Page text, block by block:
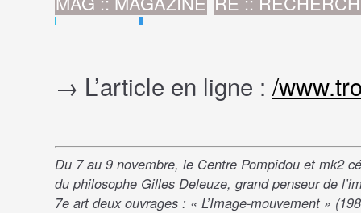
→ L’article en ligne : /
Du 7 au 9 novembre, le Centre Pompidou et mk2
du philosophe Gilles Deleuze, grand penseur de
7e art deux ouvrages : « L’Image-mouvement »